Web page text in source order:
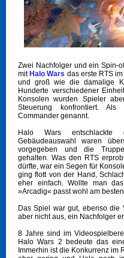
Zwei Nachfolger und ein Spin-
mitHalo Wars das erste RTS
und groß wie die damalige
Hunderte verschiedener
Konsolen wurden Spieler
Steuerung konfrontiert.
Commander genannt.
Halo Wars entschlackte
Gebäudeauswahl waren
vorgegeben und die
gehalten. Was den RTS
dürfte, war ein Segen für
ging flott von der Hand,
eher einfach. Wollte man
»Arcadig« passt wohl am
Das Spiel war gut, ebenso die
aber nicht aus, ein Nachfolger
8 Jahre sind im
Halo Wars 2 bedeute das
Immerhin ist die Konkurrenz im